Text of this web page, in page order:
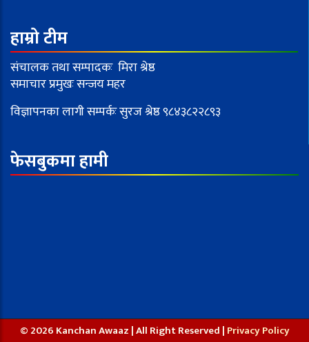
हाम्रो टीम
संचालक तथा सम्पादकः मिरा श्रेष्ठ
समाचार प्रमुखः सन्जय महर
विज्ञापनका लागी सम्पर्कः सुरज श्रेष्ठ ९८४३८२२८९३
फेसबुकमा हामी
© 2026 Kanchan Awaaz | All Right Reserved | Privacy Policy